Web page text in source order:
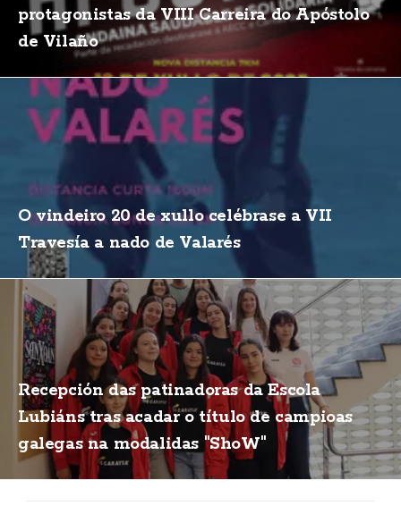
protagonistas da VIII Carreira do Apóstolo
de Vilaño
O vindeiro 20 de xullo celébrase a VII
Travesía a nado de Valarés
Recepción das patinadoras da Escola
Lubiáns tras acadar o título de campioas
galegas na modalidas "ShoW"